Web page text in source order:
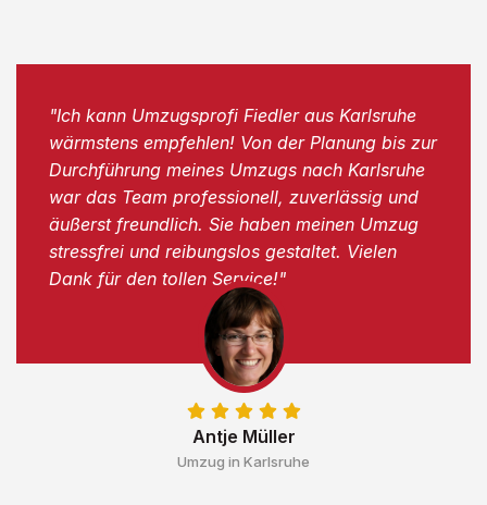
Antje Müller
Umzug in Karlsruhe
"Ich kann Umzugsprofi Fiedler aus Karlsruhe
wärmstens empfehlen! Von der Planung bis zur
Durchführung meines Umzugs nach Karlsruhe
war das Team professionell, zuverlässig und
äußerst freundlich. Sie haben meinen Umzug
stressfrei und reibungslos gestaltet. Vielen
Dank für den tollen Service!"